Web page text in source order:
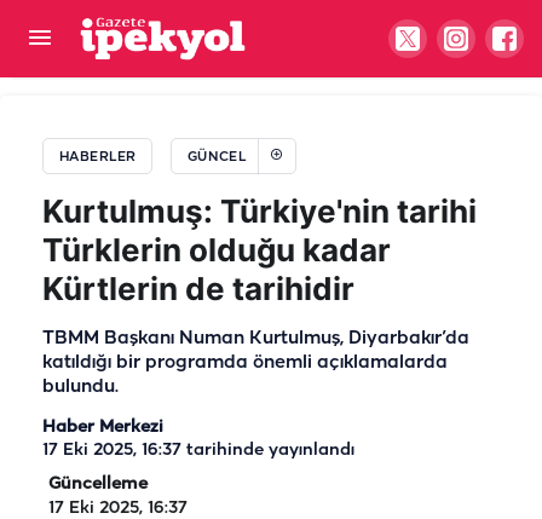
HABERLER GÜNCEL
Kurtulmuş: Türkiye'nin tarihi
Türklerin olduğu kadar
Kürtlerin de tarihidir
TBMM Başkanı Numan Kurtulmuş, Diyarbakır’da
katıldığı bir programda önemli açıklamalarda
bulundu.
Haber Merkezi
17 Eki 2025, 16:37 tarihinde yayınlandı
Güncelleme
17 Eki 2025, 16:37
Şanlıurfa'dan Muş'a uzanan emek mesaisi: